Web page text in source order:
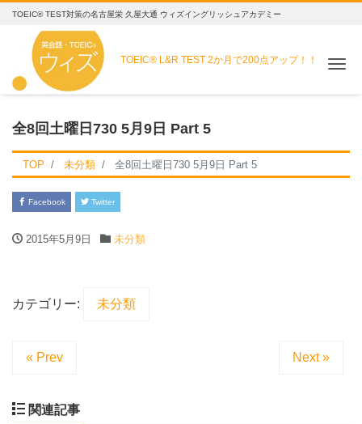
TOEIC® TEST対策の名古屋栄 久屋大通 ウィズイングリッシュアカデミー
TOEIC® L&R TEST2か月で200点アップ！！
全8回土曜日730 5月9日 Part 5
TOP 未分類 全8回土曜日730 5月9日 Part 5
Facebook Twitter
2015年5月9日 未分類
カテゴリー: 未分類
« Prev Next »
関連記事